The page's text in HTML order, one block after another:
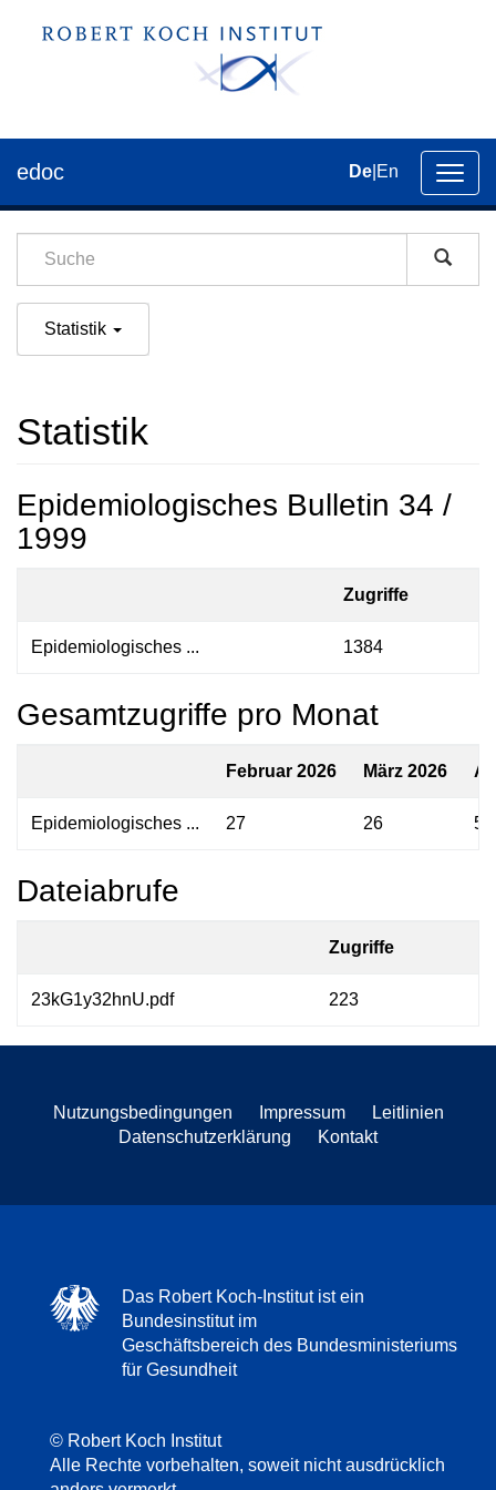
der
edoc De En
Statistik
Statistik
Epidemiologisches Bulletin 34 /
1999
Zugriffe
Epidemiologisches ... 1384
Gesamtzugriffe pro Monat
Februar 2026 März 2026
Epidemiologisches ... 27 26 56
Dateiabrufe
Zugriffe
23kG1y32hnU.pdf 223
Nutzungsbedingungen Impressum
Leitlinien
Datenschutzerklärung
Kontakt
Das Robert Koch-Institut ist ein
Bundesinstitut im
Geschäftsbereich des Bundesministeriums
für Gesundheit
© Robert Koch Institut
Alle Rechte vorbehalten, soweit nicht ausdrücklich